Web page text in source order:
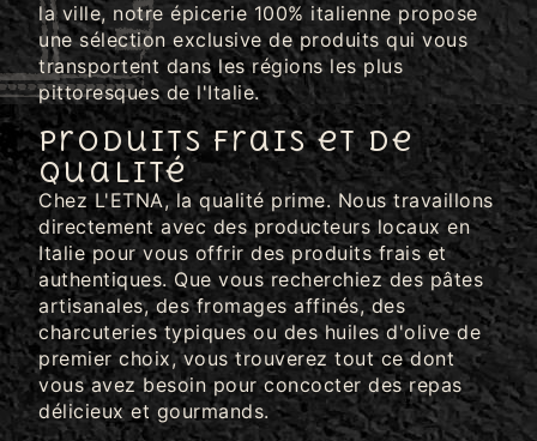
la ville, notre épicerie 100% italienne propose
une sélection exclusive de produits qui vous
transportent dans les régions les plus
pittoresques de l'Italie.
Produits Frais et de
Qualité
Chez L'ETNA, la qualité prime. Nous travaillons
directement avec des producteurs locaux en
Italie pour vous offrir des produits frais et
authentiques. Que vous recherchiez des pâtes
artisanales, des fromages affinés, des
charcuteries typiques ou des huiles d'olive de
premier choix, vous trouverez tout ce dont
vous avez besoin pour concocter des repas
délicieux et gourmands.